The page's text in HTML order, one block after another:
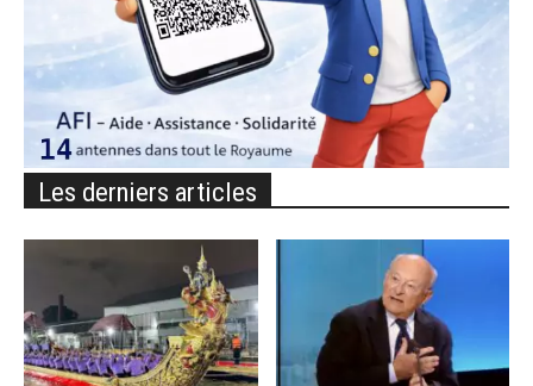
Les derniers articles